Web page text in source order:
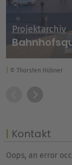
Projektarchiv
© Thorsten Hübner
Kontakt
Oops, an error